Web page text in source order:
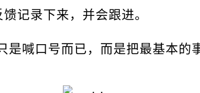
记录下来，并会跟进。
是喊口号而已，而是把最基本的